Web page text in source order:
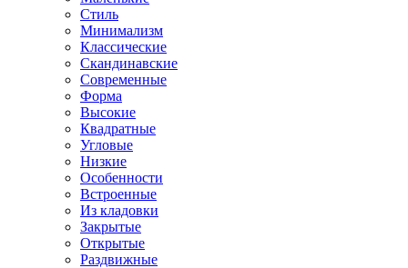
Стиль
Минимализм
Классические
Скандинавские
Современные
Форма
Высокие
Квадратные
Угловые
Низкие
Особенности
Встроенные
Из кладовки
Закрытые
Открытые
Раздвижные